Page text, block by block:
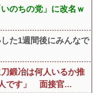
のちの党」に改名ｗ
た1週間後にみんなで
鍛冶は何人いるか推
です」 面接官...